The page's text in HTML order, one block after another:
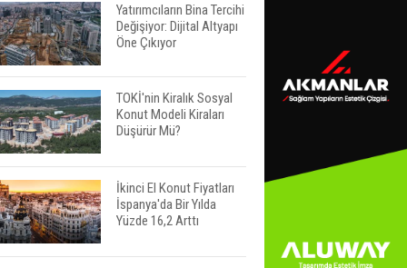
Yatırımcıların Bina Tercihi
Değişiyor: Dijital Altyapı
Öne Çıkıyor
TOKİ'nin Kiralık Sosyal
Konut Modeli Kiraları
Düşürür Mü?
İkinci El Konut Fiyatları
İspanya'da Bir Yılda
Yüzde 16,2 Arttı